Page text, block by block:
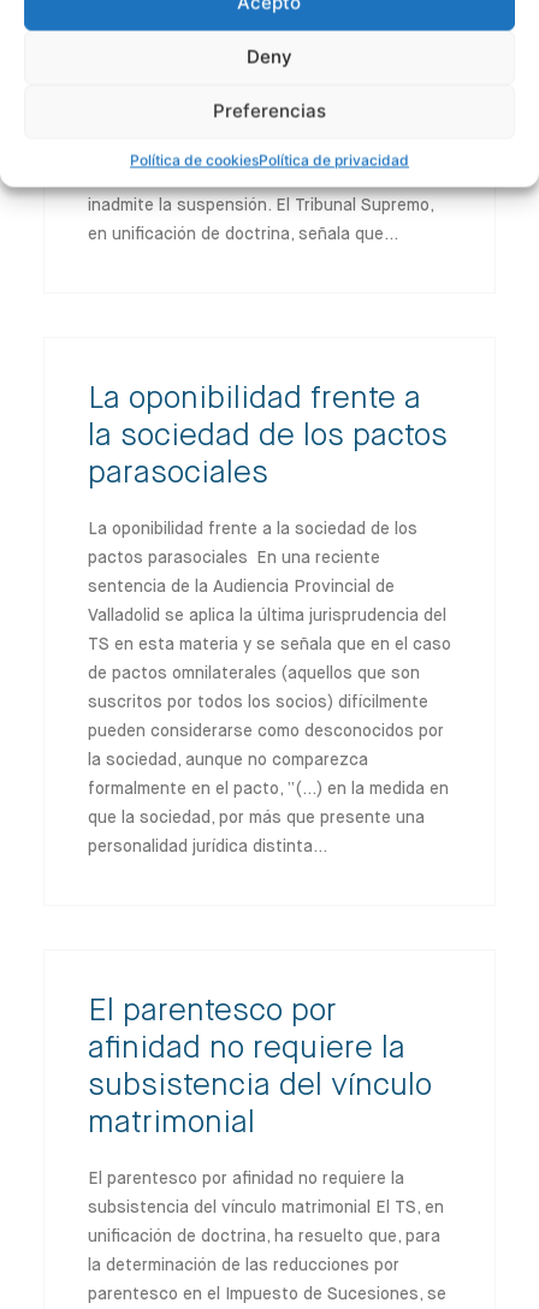
Deny
Preferencias
Política de cookiesPolítica de privacidad
económico-administrativa contra la deuda
derivada de unas actas de inspección de
IRPF, y a su vez presenta una solicitud de
Antes de que se resuelva la reclamación
inadmite la suspensión. El Tribunal Supremo,
en unificación de doctrina, señala que…
La oponibilidad frente a
la sociedad de los pactos
parasociales
La oponibilidad frente a la sociedad de los
pactos parasociales En una reciente
sentencia de la Audiencia Provincial de
Valladolid se aplica la última jurisprudencia del
TS en esta materia y se señala que en el caso
de pactos omnilaterales (aquellos que son
suscritos por todos los socios) difícilmente
pueden considerarse como desconocidos por
la sociedad, aunque no comparezca
formalmente en el pacto, “(…) en la medida en
que la sociedad, por más que presente una
personalidad jurídica distinta…
El parentesco por
afinidad no requiere la
subsistencia del vínculo
matrimonial
El parentesco por afinidad no requiere la
subsistencia del vínculo matrimonial El TS, en
unificación de doctrina, ha resuelto que, para
la determinación de las reducciones por
parentesco en el Impuesto de Sucesiones, se